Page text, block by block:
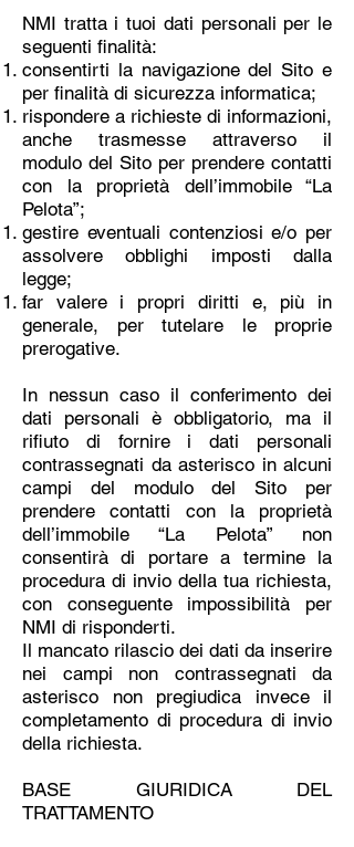
NMI tratta i tuoi dati personali per le
seguenti finalità:
consentirti la navigazione del Sito e
per finalità di sicurezza informatica;
rispondere a richieste di informazioni,
anche trasmesse attraverso il
modulo del Sito per prendere contatti
con la proprietà dell’immobile “La
Pelota”;
gestire eventuali contenziosi e/o per
assolvere obblighi imposti dalla
legge;
far valere i propri diritti e, più in
generale, per tutelare le proprie
prerogative.
In nessun caso il conferimento dei
dati personali è obbligatorio, ma il
rifiuto di fornire i dati personali
contrassegnati da asterisco in alcuni
campi del modulo del Sito per
prendere contatti con la proprietà
dell’immobile “La Pelota” non
consentirà di portare a termine la
procedura di invio della tua richiesta,
con conseguente impossibilità per
NMI di risponderti.
Il mancato rilascio dei dati da inserire
nei campi non contrassegnati da
asterisco non pregiudica invece il
completamento di procedura di invio
della richiesta.
BASE GIURIDICA DEL
TRATTAMENTO